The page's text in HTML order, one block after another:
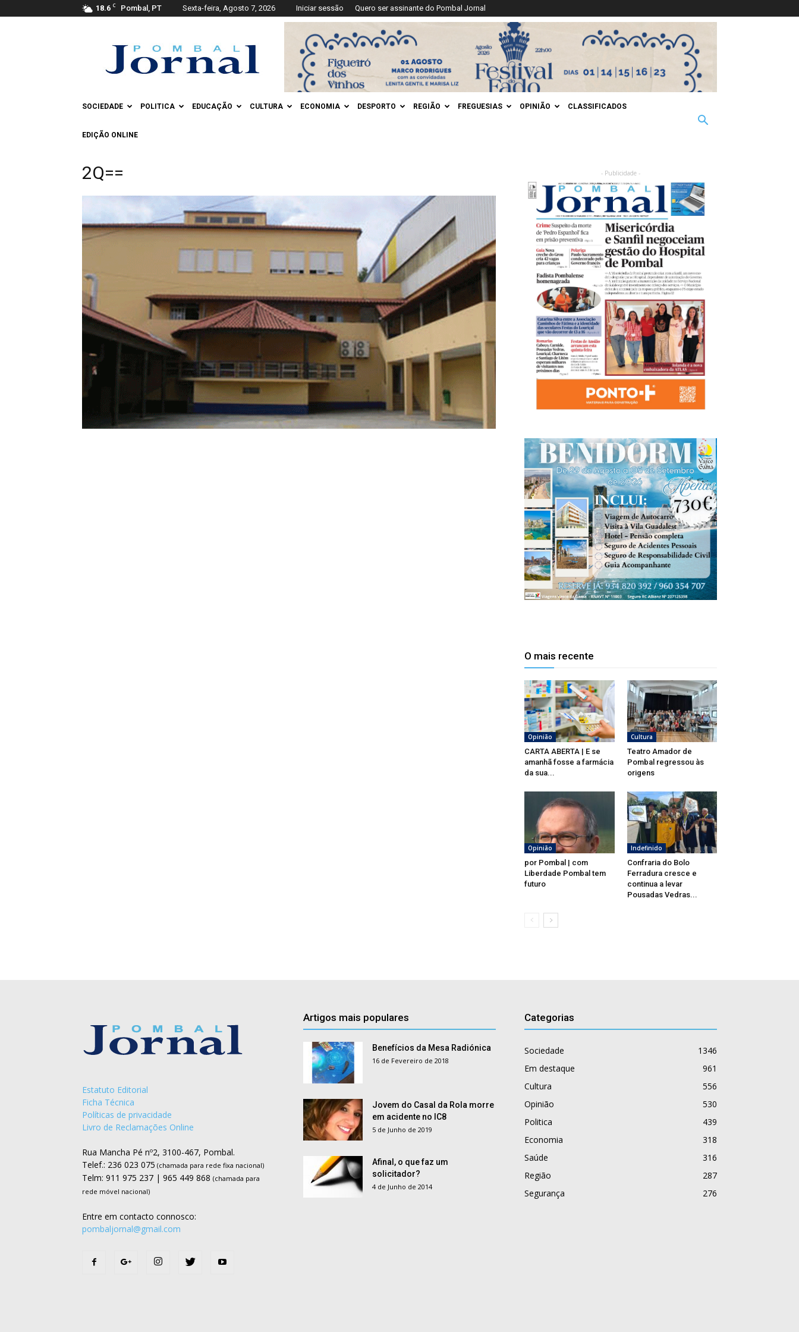
18.6 C Pombal, PT Sexta-feira, Agosto 7, 2026 Iniciar sessão Quero ser assinante do Pombal Jornal
Jornal
SOCIEDADE POLITICA EDUCAÇÃO CULTURA ECONOMIA DESPORTO REGIÃO FREGUESIAS OPINIÃO CLASSIFICADOS
EDIÇÃO ONLINE
2Q== - Publicidade -
O mais recente
Opinião
CARTA ABERTA | E se
amanhã fosse a farmácia
da sua...
Cultura
Teatro Amador de
Pombal regressou às
origens
Opinião
por Pombal | com
Liberdade Pombal tem
futuro
Indefinido
Confraria do Bolo
Ferradura cresce e
continua a levar
Pousadas Vedras...
Estatuto Editorial
Ficha Técnica
Políticas de privacidade
Livro de Reclamações Online
Rua Mancha Pé nº2, 3100-467, Pombal.
Telef.: 236 023 075 (chamada para rede fixa nacional)
Telm: 911 975 237 | 965 449 868 (chamada para
rede móvel nacional)
Entre em contacto connosco:
pombaljornal@gmail.com
Artigos mais populares
Benefícios da Mesa Radiónica
16 de Fevereiro de 2018
Jovem do Casal da Rola morre
em acidente no IC8
5 de Junho de 2019
Afinal, o que faz um
solicitador?
4 de Junho de 2014
Categorias
Sociedade
1346
Em destaque
961
Cultura
556
Opinião
530
Politica
439
Economia
318
Saúde
316
Região
287
Segurança
276